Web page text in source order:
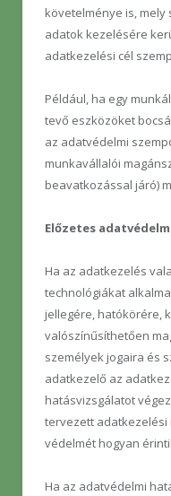
követelménye is,
adatok kezelésére
adatkezelési cél
Például, ha egy
tevő eszközöket
az adatvédelmi
munkavállalói
beavatkozással járó)
Előzetes
Ha az adatkezelés
technológiákat
jellegére, hatókörére,
valószínűsíthetően
személyek jogaira és
adatkezelő az
hatásvizsgálatot
tervezett
védelmét hogyan
Ha az adatvédelmi